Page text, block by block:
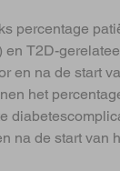
percentage
en T2D-
en na de start
het
na de start van